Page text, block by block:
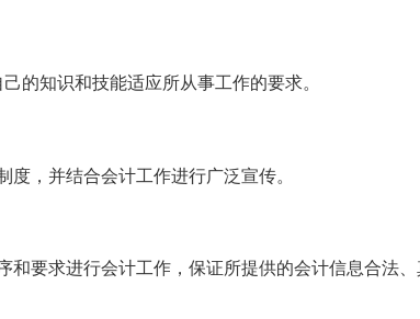
的知识和技能适应所从事工作的要求。
，并结合会计工作进行广泛宣传。
要求进行会计工作，保证所提供的会计信息合法